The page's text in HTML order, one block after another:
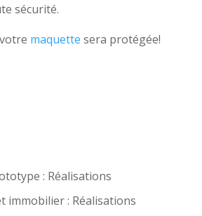
sécurité.
maquette sera protégée!
: Réalisations
immobilier : Réalisations